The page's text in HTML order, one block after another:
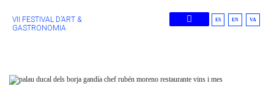
VII FESTIVAL D’ART &
GASTRONOMIA
ES EN VA